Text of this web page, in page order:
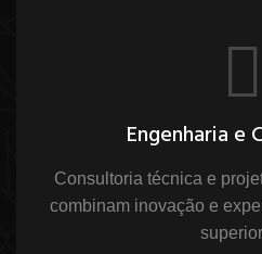
Engenharia e
Consultoria técnica e
combinam inovação e